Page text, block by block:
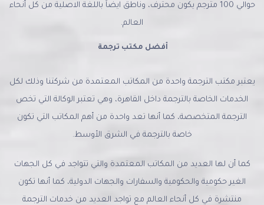
حوالي 100 مترجم يكون محترف، وناطق ايضاً باللغة الاصلية من كل أنحاء
العالم.
أفضل مكتب ترجمة
يعتبر مكتب الترجمة واحدة من المكاتب المعتمدة من شركتنا وذلك لكل
الخدمات الخاصة بالترجمة داخل القاهرة، وهي تعتبر الوكالة التي تخص
الترجمة المتخصصة، كما أنها تعد واحدة من أهم المكاتب التي تكون
خاصة بالترجمة في الشرق الأوسط.
كما أن لها العديد من المكاتب المعتمدة والتي تتواجد في كل الجهات
الغير حكومية والحكومية والسفارات والجهات الدولية، كما أنها تكون
منتشرة في كل أنحاء العالم مع تواجد العديد من خدمات الترجمة